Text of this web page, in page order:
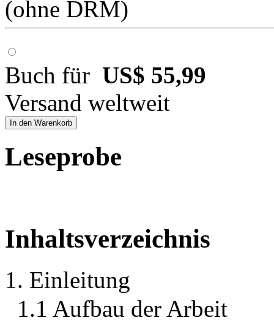
(ohne DRM)
Buch für US$ 55,99
Versand weltweit
In den Warenkorb
Leseprobe
Inhaltsverzeichnis
1. Einleitung
1.1 Aufbau der Arbeit